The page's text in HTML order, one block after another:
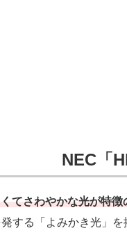
NEC「
てさわやかな光が特
する「よみかき光」